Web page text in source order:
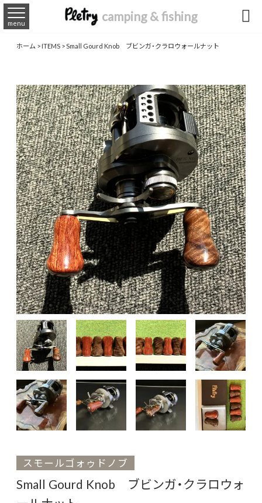
camping & fishing
menu 
ホーム>ITEMS>Small Gourd Knob ブビンガ・クラロウォールナット
スモールゴォゥドノブ
Small Gourd Knob ブビンガ・クラロウォ